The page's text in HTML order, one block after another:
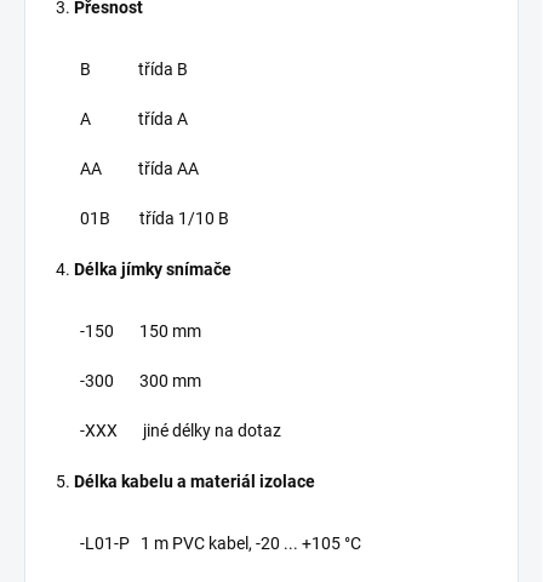
Přesnost
B třída B
A třída A
AA třída AA
01B třída 1/10 B
Délka jímky snímače
-150 150 mm
-300 300 mm
-XXX jiné délky na dotaz
Délka kabelu a materiál izolace
-L01-P 1 m PVC kabel, -20 ... +105 °C